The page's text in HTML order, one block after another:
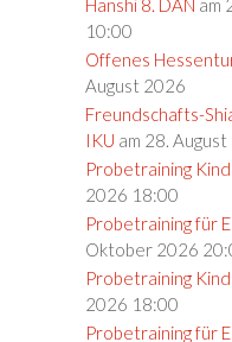
Hanshi 8. DAN am
10:00
Offenes
August 2026
Freundschafts-
IKU am 28.
Probetraining
2026 18:00
Probetraining für
Oktober 2026
Probetraining
2026 18:00
Probetraining für